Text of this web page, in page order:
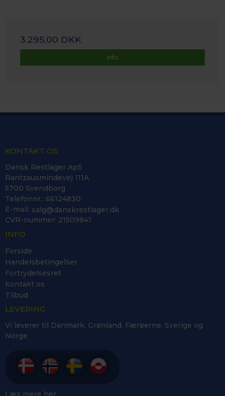
3.295,00 DKK
Info
KONTAKT OS
Dansk Restlager ApS
Rantzausmindevej 111A
5700 Svendborg
Telefonnr.: 66124830
E-mail: salg@danskrestlager.dk
CVR-nummer: 21509841
INFO
Forside
Handelsbetingelser
Fortrydelsesret
Kontakt os
Tilbud
LEVERING
Vi leverer til Danmark. Grønland. Færøerne. Sverige og
Norge